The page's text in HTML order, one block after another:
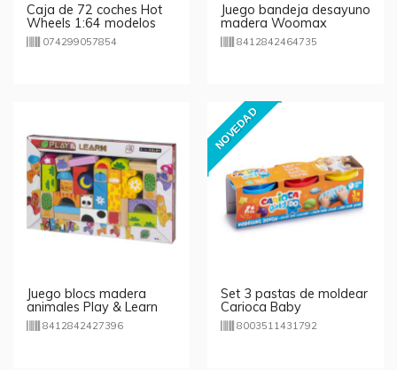
Caja de 72 coches Hot
Wheels 1:64 modelos
surtidos
074299057854
Juego bandeja desayuno
madera Woomax
8412842464735
Juego blocs madera
animales Play & Learn
8412842427396
NOVEDAD
Set 3 pastas de moldear
Carioca Baby
8003511431792